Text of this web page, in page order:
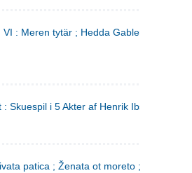
VI : Meren tytär ; Hedda Gabler ;
Skuespil i 5 Akter af Henrik Ibsen
patica ; Ženata ot moreto ; Malkijat